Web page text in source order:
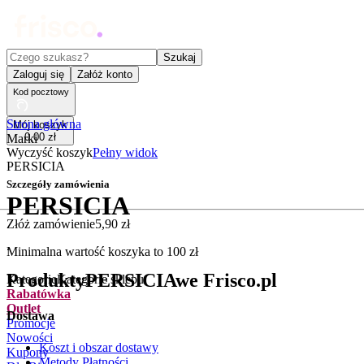
Czego szukasz?
Szukaj
Zaloguj się
Załóż konto
Kod pocztowy
Mój koszyk
0,00 zł
Wyczyść koszykPełny widok
Szczegóły zamówienia
Złóż zamówienie5,90 zł
Minimalna wartość koszyka to 100 zł
KategorieKategorie sklepu
Rabatówka
Outlet
Promocje
Nowości
Kupony
Strona główna
Marki
PERSICIA
PERSICIA
.
ProduktyPERSICIAwe Frisco.pl
Dostawa
Koszt i obszar dostawy